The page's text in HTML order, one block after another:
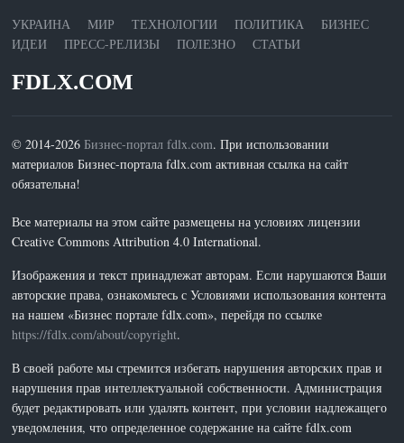
УКРАИНА МИР ТЕХНОЛОГИИ ПОЛИТИКА
БИЗНЕС
ИДЕИ
ПРЕСС-РЕЛИЗЫ ПОЛЕЗНО СТАТЬИ
FDLX.COM
© 2014-2026Бизнес-портал fdlx.com. При использовании
материалов Бизнес-портала fdlx.com активная ссылка на сайт
обязательна!
Все материалы на этом сайте размещены на условиях лицензии
Creative Commons Attribution 4.0 International.
Изображения и текст принадлежат авторам. Если нарушаются Ваши
авторские права, ознакомьтесь с Условиями использования контента
на нашем «Бизнес портале fdlx.com», перейдя по ссылке
https://fdlx.com/about/copyright.
В своей работе мы стремится избегать нарушения авторских прав и
нарушения прав интеллектуальной собственности. Администрация
будет редактировать или удалять контент, при условии надлежащего
уведомления, что определенное содержание на сайте fdlx.com